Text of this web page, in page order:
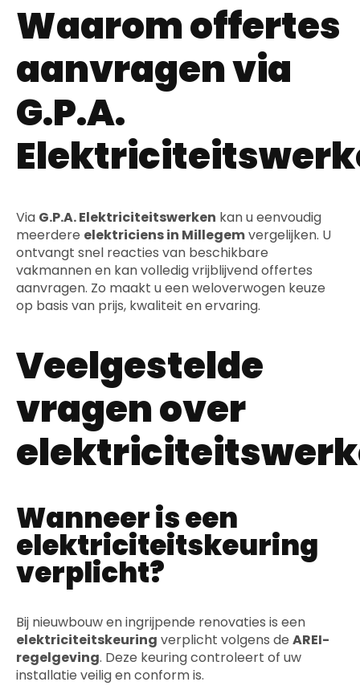
Waarom offertes
aanvragen via
G.P.A.
Via G.P.A. Elektriciteitswerken kan u eenvoudig
meerdere elektriciens in Millegemvergelijken. U
ontvangt snel reacties van beschikbare
vakmannen en kan volledig vrijblijvend offertes
aanvragen. Zo maakt u een weloverwogen keuze
op basis van prijs, kwaliteit en ervaring.
Veelgestelde
vragen over
Wanneer is een
elektriciteitskeuring
verplicht?
Bij nieuwbouw en ingrijpende renovaties is een
elektriciteitskeuring verplicht volgens de AREI-
regelgeving. Deze keuring controleert of uw
installatie veilig en conform is.